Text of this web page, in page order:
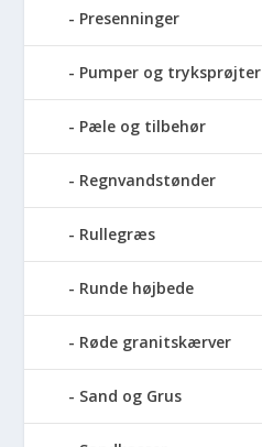
Presenninger
Pumper og tryksprøjter
Pæle og tilbehør
Regnvandstønder
Rullegræs
Runde højbede
Røde granitskærver
Sand og Grus